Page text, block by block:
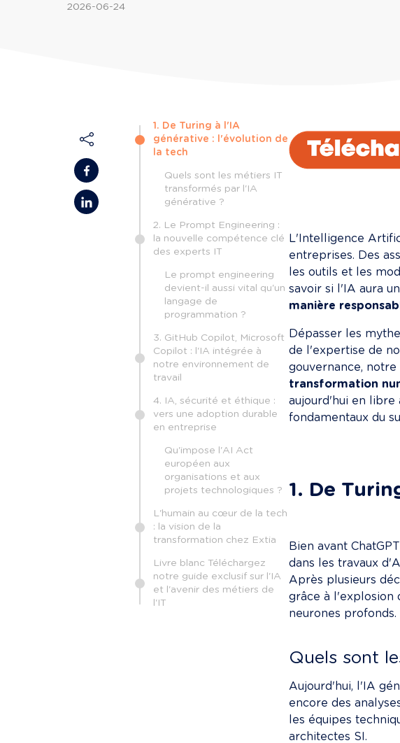
2026-06-24
1. De Turing à l'IA
générative : l'évolution de
la tech
Quels sont les métiers IT
transformés par l'IA
générative ?
2. Le Prompt Engineering :
la nouvelle compétence clé
des experts IT
Le prompt engineering
devient-il aussi vital qu'un
langage de
programmation ?
3. GitHub Copilot, Microsoft
Copilot : l'IA intégrée à
notre environnement de
travail
4. IA, sécurité et éthique :
vers une adoption durable
en entreprise
Qu'impose l'AI Act
européen aux
organisations et aux
projets technologiques ?
L'humain au cœur de la tech
: la vision de la
transformation chez Extia
Livre blanc Téléchargez
notre guide exclusif sur l'IA
et l'avenir des métiers de
l'IT
L'Intelligence
entreprises. Des
les outils et les
savoir si l'IA aura
manière
Dépasser les
de l'expertise de
gouvernance, notre
transformation
aujourd'hui en
fondamentaux du
1. De
Bien avant
dans les travaux
Après plusieurs
grâce à l'explosion
neurones profonds.
Quels sont
Aujourd'hui, l'IA
encore des
les équipes
architectes SI.